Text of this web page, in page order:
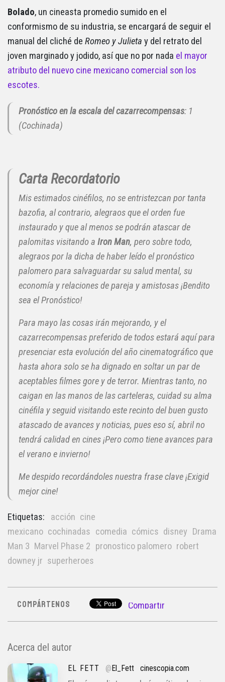
Bolado, un cineasta promedio sumido en el
conformismo de su industria, se encargará de seguir el
manual del cliché de Romeo y Julieta y del retrato del
joven marginado y jodido, así que no por nada el mayor
atributo del nuevo cine mexicano comercial son los
escotes.
Pronóstico en la escala del cazarrecompensas: 1
(Cochinada)
Carta Recordatorio
Mis estimados cinéfilos, no se entristezcan por tanta
bazofia, al contrario, alegraos que el orden fue
instaurado y que al menos se podrán atascar de
palomitas visitando a Iron Man, pero sobre todo,
alegraos por la dicha de haber leído el pronóstico
palomero para salvaguardar su salud mental, su
economía y relaciones de pareja y amistosas ¡Bendito
sea el Pronóstico!
Para mayo las cosas irán mejorando, y el
cazarrecompensas preferido de todos estará aquí para
presenciar esta evolución del año cinematográfico que
hasta ahora solo se ha dignado en soltar un par de
aceptables filmes gore y de terror. Mientras tanto, no
caigan en las manos de las carteleras, cuidad su alma
cinéfila y seguid visitando este recinto del buen gusto
atascado de avances y noticias, pues eso sí, abril no
tendrá calidad en cines ¡Pero como tiene avances para
el verano e invierno!
Me despido recordándoles nuestra frase clave ¡Exigid
mejor cine!
Etiquetas: acción cine
mexicano cochinadas comedia cómics disney Drama
Man 3 Marvel Phase 2 pronostico palomero robert
downey jr superheroes
COMPÁRTENOS Compartir
Acerca del autor
EL FETT @El_Fett cinescopia.com